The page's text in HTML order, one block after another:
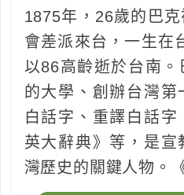
1875年，26歲的巴
會差派來台，一生在
以86高齡逝於台南
的大學、創辦台灣
白話字、重譯白話
英大辭典》等，是
灣歷史的關鍵人物。